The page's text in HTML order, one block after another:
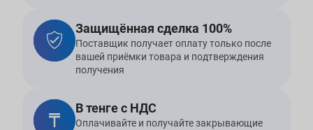
Защищённая сделка 100%
Поставщик получает оплату только после
вашей приёмки товара и подтверждения
получения
В тенге с НДС
Оплачивайте и получайте закрывающие